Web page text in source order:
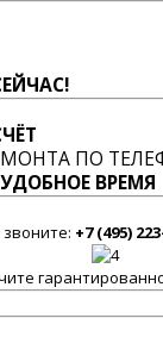
ПО
ВРЕМЯ
звоните: +7 (495)